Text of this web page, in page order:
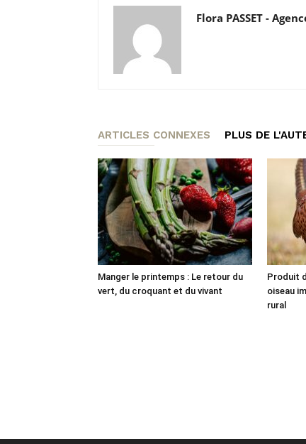
Flora PASSET -
ARTICLES CONNEXES PLUS DE
Manger le printemps : Le retour du
vert, du croquant et du vivant
Produit
oiseau
rural